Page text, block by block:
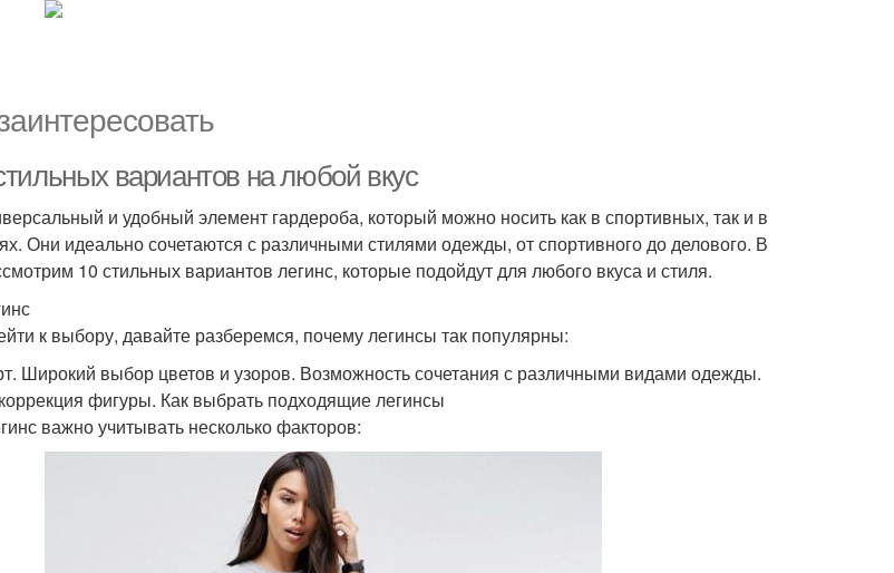
вариантов на любой вкус
и удобный элемент гардероба, который можно носить как в спортивных, так и в
Они идеально сочетаются с различными стилями одежды, от спортивного до делового. В
10 стильных вариантов легинс, которые подойдут для любого вкуса и стиля.
к выбору, давайте разберемся, почему легинсы так популярны:
Широкий выбор цветов и узоров. Возможность сочетания с различными видами одежды.
фигуры. Как выбрать подходящие легинсы
важно учитывать несколько факторов: